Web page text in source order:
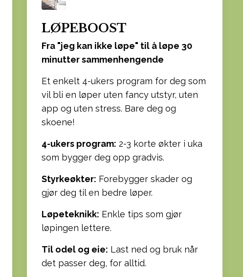
LØPEBOOST
Fra "jeg kan ikke løpe" til å løpe 30
minutter sammenhengende
Et enkelt 4-ukers program for deg som
vil bli en løper uten fancy utstyr, uten
app og uten stress. Bare deg og
skoene!
4-ukers program: 2-3 korte økter i uka
som bygger deg opp gradvis.
Styrkeøkter: Forebygger skader og
gjør deg til en bedre løper.
Løpeteknikk: Enkle tips som gjør
løpingen lettere.
Til odel og eie: Last ned og bruk når
det passer deg, for alltid.